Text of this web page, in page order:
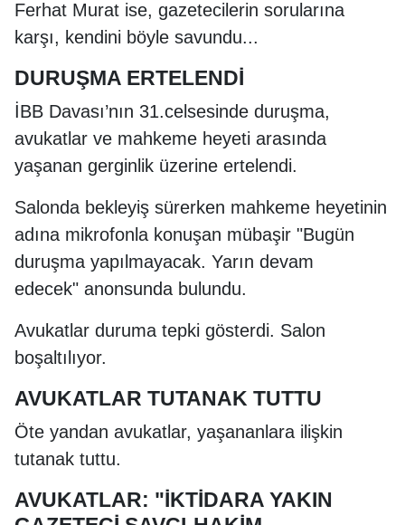
Ferhat Murat ise, gazetecilerin sorularına
karşı, kendini böyle savundu...
DURUŞMA ERTELENDİ
İBB Davası’nın 31.celsesinde duruşma,
avukatlar ve mahkeme heyeti arasında
yaşanan gerginlik üzerine ertelendi.
Salonda bekleyiş sürerken mahkeme heyetinin
adına mikrofonla konuşan mübaşir "Bugün
duruşma yapılmayacak. Yarın devam
edecek" anonsunda bulundu.
Avukatlar duruma tepki gösterdi. Salon
boşaltılıyor.
AVUKATLAR TUTANAK TUTTU
Öte yandan avukatlar, yaşananlara ilişkin
tutanak tuttu.
AVUKATLAR: "İKTİDARA YAKIN